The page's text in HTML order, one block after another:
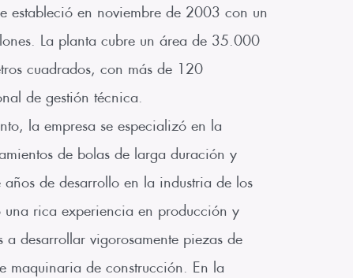
estableció en noviembre de 2003 con un
La planta cubre un área de 35.000
cuadrados, con más de 120
de gestión técnica.
la empresa se especializó en la
de bolas de larga duración y
de desarrollo en la industria de los
una rica experiencia en producción y
desarrollar vigorosamente piezas de
maquinaria de construcción. En la